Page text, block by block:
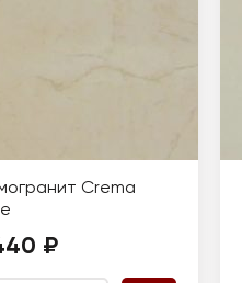
Crema
₽